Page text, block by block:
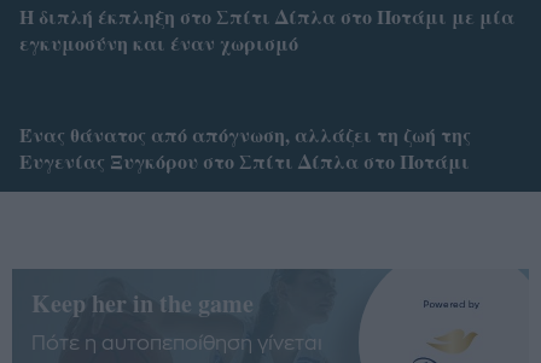
Η διπλή έκπληξη στο Σπίτι Δίπλα στο Ποτάμι με μία
εγκυμοσύνη και έναν χωρισμό
Ένας θάνατος από απόγνωση, αλλάζει τη ζωή της
Ευγενίας Ξυγκόρου στο Σπίτι Δίπλα στο Ποτάμι
Keep her in the game
Πότε η αυτοπεποίθηση γίνεται